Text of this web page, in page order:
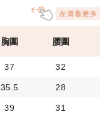
胸圍 腰圍
37 32
35.5 28
39 31